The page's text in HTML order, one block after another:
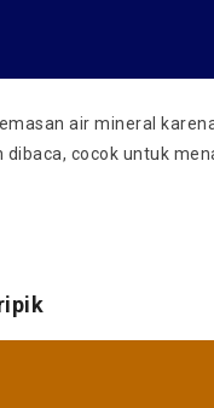
air mineral
cocok untuk